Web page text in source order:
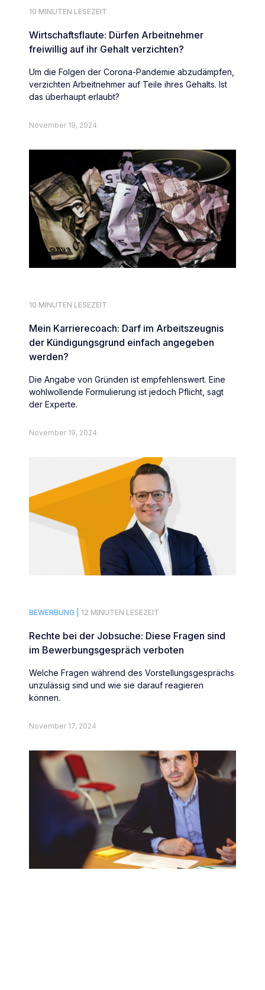
10 MINUTEN LESEZEIT
Wirtschaftsflaute: Dürfen Arbeitnehmer
freiwillig auf ihr Gehalt verzichten?
Um die Folgen der Corona-Pandemie abzudämpfen,
verzichten Arbeitnehmer auf Teile ihres Gehalts. Ist
das überhaupt erlaubt?
November 19, 2024
10 MINUTEN LESEZEIT
Mein Karrierecoach: Darf im Arbeitszeugnis
der Kündigungsgrund einfach angegeben
werden?
Die Angabe von Gründen ist empfehlenswert. Eine
wohlwollende Formulierung ist jedoch Pflicht, sagt
der Experte.
November 19, 2024
BEWERBUNG | 12 MINUTEN LESEZEIT
Rechte bei der Jobsuche: Diese Fragen sind
im Bewerbungsgespräch verboten
Welche Fragen während des Vorstellungsgesprächs
unzulässig sind und wie sie darauf reagieren
können.
November 17, 2024